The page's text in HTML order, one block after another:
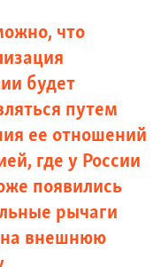
что
будет
путем
ее отношений
где у России
появились
рычаги
на внешнюю